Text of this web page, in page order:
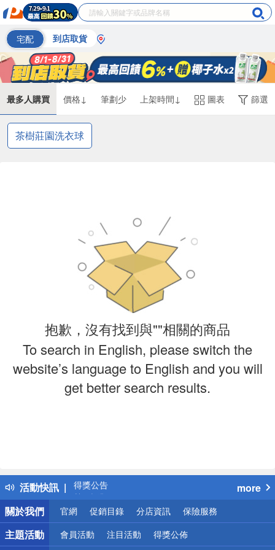
宅配 到店取貨
最多人購買 價格↓ 筆劃少 上架時間↓ 圖表 篩選
茶樹莊園洗衣球
抱歉，沒有找到與""相關的商品
To search in English, please switch the
website’s language to English and you will
get better search results.
活動快訊
得獎公告
熱門話題
銀行優惠
偏遠地區配送
詐騙網頁！請小心！
more
關於我們
官網 促銷目錄 分店資訊 保險服務
主題活動 會員活動 注目活動 得獎公佈